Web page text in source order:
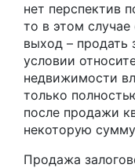
нет перспектив
то в этом
выход – продать
условии
недвижимости
только
после продажи
некоторую
Продажа